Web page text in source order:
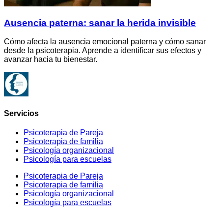
Ausencia paterna: sanar la herida invisible
Cómo afecta la ausencia emocional paterna y cómo sanar
desde la psicoterapia. Aprende a identificar sus efectos y
avanzar hacia tu bienestar.
Servicios
Psicoterapia de Pareja
Psicoterapia de familia
Psicología organizacional
Psicología para escuelas
Psicoterapia de Pareja
Psicoterapia de familia
Psicología organizacional
Psicología para escuelas